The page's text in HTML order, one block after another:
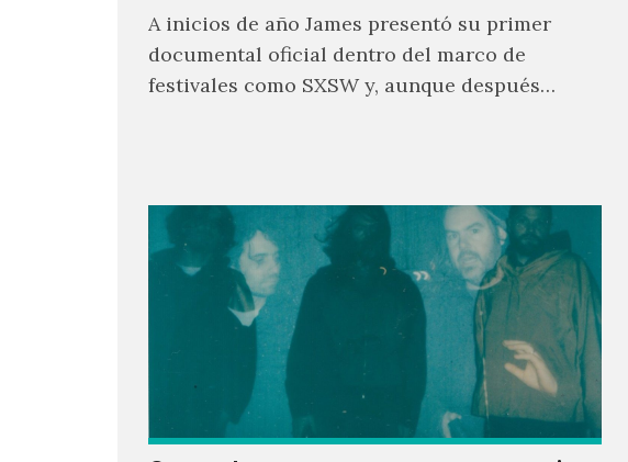
A inicios de año James presentó su primer
documental oficial dentro del marco de
festivales como SXSW y, aunque después